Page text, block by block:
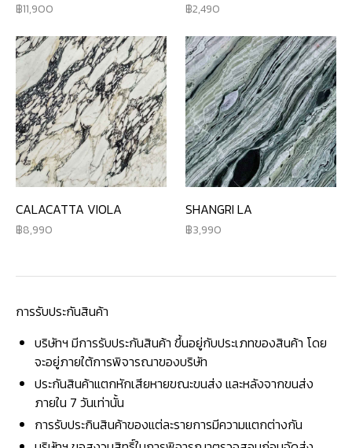
11,900 2,490
CALACATTA VIOLA
8,990
SHANGRI LA
3,990
การรับประกันสินค้า
บริษัทฯ มีการรับประกันสินค้า ขึ้นอยู่กับประเภทของสินค้า โดย
จะอยู่ภายใต้การพิจารณาของบริษัท
ประกันสินค้าแตกหักเสียหายขณะขนส่ง และหลังจากขนส่ง
ภายใน 7 วันเท่านั้น
การรับประกินสินค้าของแต่ละรายการมีความแตกต่างกัน